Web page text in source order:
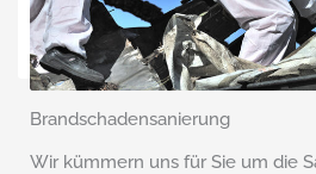
Brandschaden­sanierung
Wir kümmern uns für Sie um die